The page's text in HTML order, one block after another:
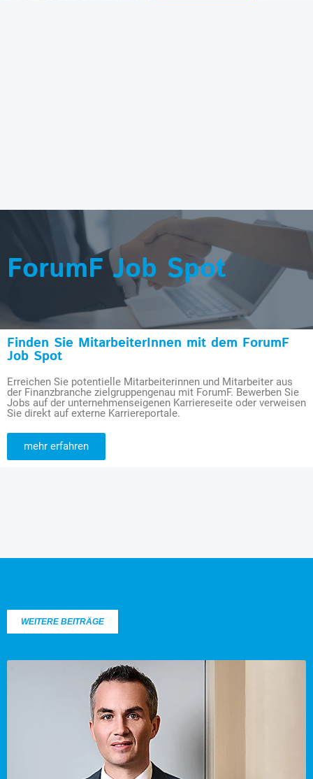
ForumF Job Spot
Finden Sie MitarbeiterInnen mit dem ForumF
Job Spot
Erreichen Sie potentielle Mitarbeiterinnen und Mitarbeiter aus
der Finanzbranche zielgruppengenau mit ForumF. Bewerben Sie
Jobs auf der unternehmenseigenen Karriereseite oder verweisen
Sie direkt auf externe Karriereportale.
mehr erfahren
WEITERE BEITRÄGE